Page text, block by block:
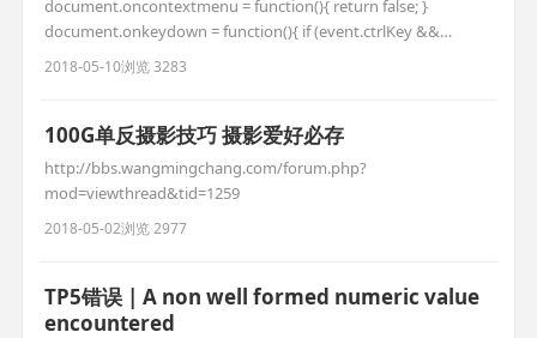
document.oncontextmenu = function(){ return false; }
document.onkeydown = function(){ if (event.ctrlKey &&
window.event.keyCode==67){ return false; } }
document.body.oncopy = func
2018-05-10浏览 3283
100G单反摄影技巧 摄影爱好必存
http://bbs.wangmingchang.com/forum.php?
mod=viewthread&tid=1259
2018-05-02浏览 2977
TP5错误 | A non well formed numeric value
encountered